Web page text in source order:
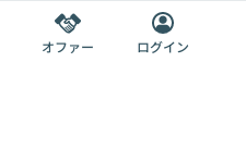
オファー ログイン